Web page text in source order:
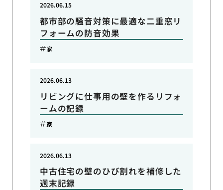
都市部の騒音対策に最適な二重窓リ
フォームの防音効果
2026.06.15
家
リビングに仕事用の壁を作るリフォ
ームの記録
2026.06.13
家
中古住宅の壁のひび割れを補修した
週末記録
2026.06.13